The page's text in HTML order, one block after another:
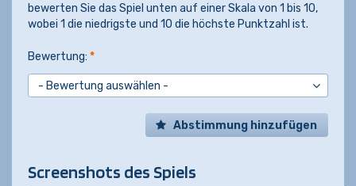
bewerten Sie das Spiel unten auf einer Skala von 1 bis 10,
wobei 1 die niedrigste und 10 die höchste Punktzahl ist.
Bewertung: *
Abstimmung hinzufügen
Screenshots des Spiels